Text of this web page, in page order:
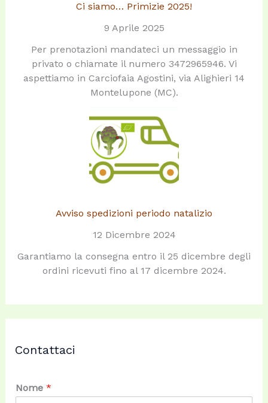
Ci siamo… Primizie 2025!
9 Aprile 2025
Per prenotazioni mandateci un messaggio in
privato o chiamate il numero 3472965946. Vi
aspettiamo in Carciofaia Agostini, via Alighieri 14
Montelupone (MC).
Avviso spedizioni periodo natalizio
12 Dicembre 2024
Garantiamo la consegna entro il 25 dicembre degli
ordini ricevuti fino al 17 dicembre 2024.
Contattaci
Nome *